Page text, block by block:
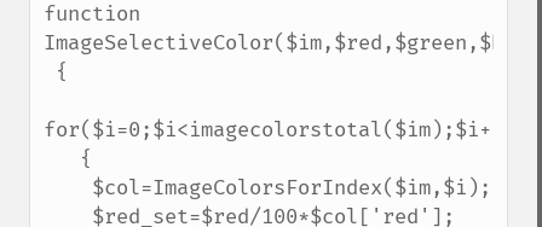
function
for($i=0;$i<imagecolorstotal($im);$i++)